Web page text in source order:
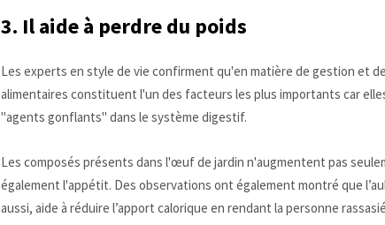
3. Il aide à perdre du poids
Les experts en style de vie confirment qu'en matière de gestion et
alimentaires constituent l'un des facteurs les plus importants car
"agents gonflants" dans le système digestif.
Les composés présents dans l'œuf de jardin n'augmentent pas
également l'appétit. Des observations ont également montré que
aussi, aide à réduire l’apport calorique en rendant la personne